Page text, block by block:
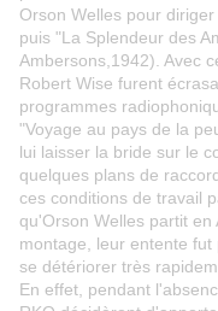
Orson Welles pour
puis "La Splendeur des
Ambersons,1942). Avec
Robert Wise furent
programmes
"Voyage au pays de la
lui laisser la bride sur le
quelques plans de
ces conditions de travail
qu'Orson Welles partit
montage, leur entente
se détériorer très
En effet, pendant